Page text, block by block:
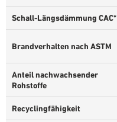
Schall-Längsdämmung CAC*
Brandverhalten nach ASTM
Anteil nachwachsender
Rohstoffe
Recyclingfähigkeit